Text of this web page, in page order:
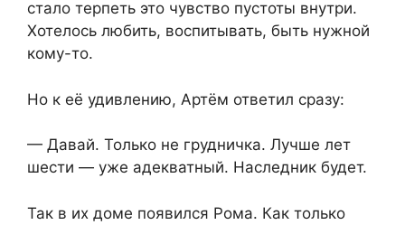
стало терпеть это чувство пустоты внутри.
Хотелось любить, воспитывать, быть нужной
кому-то.
Но к её удивлению, Артём ответил сразу:
— Давай. Только не грудничка. Лучше лет
шести — уже адекватный. Наследник будет.
Так в их доме появился Рома. Как только